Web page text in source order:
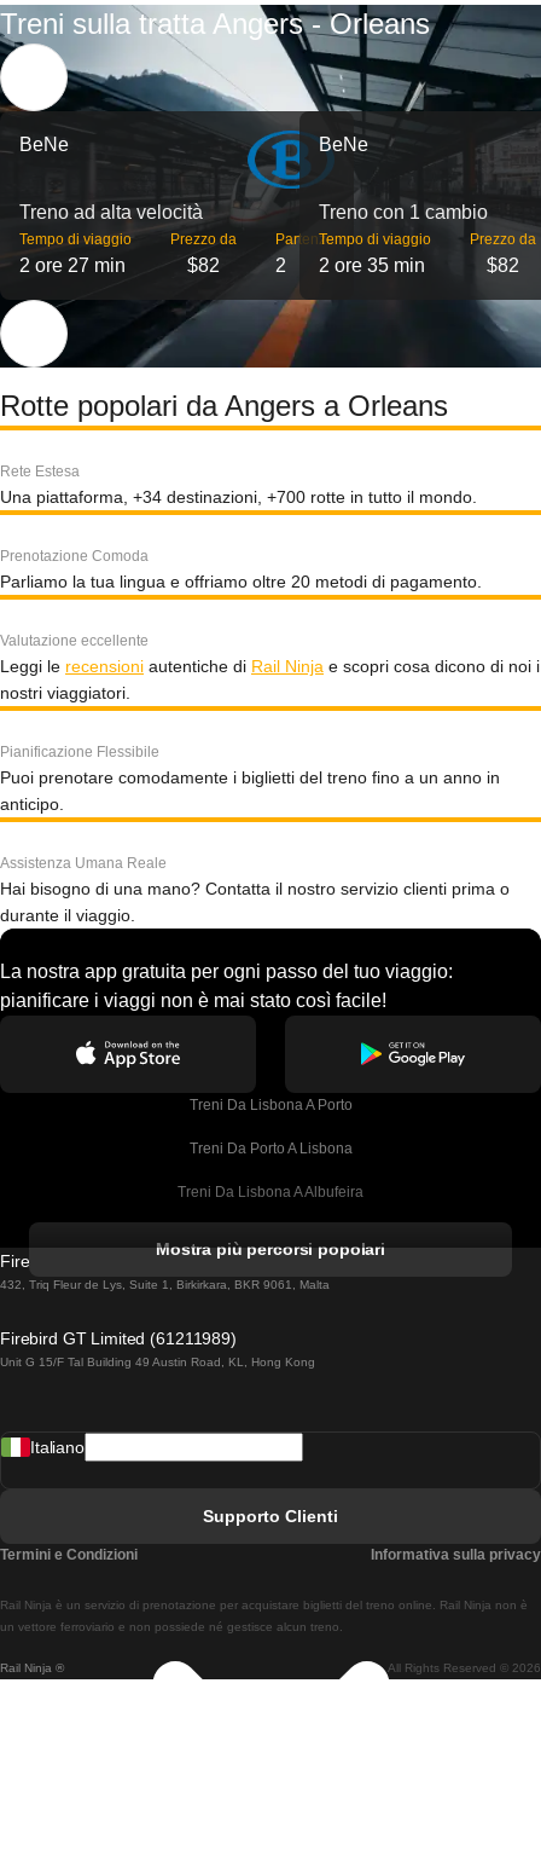
Treni sulla tratta Angers - Orleans
BeNe
Treno ad alta velocità
Tempo di viaggio
2 ore 27 min
Prezzo da
$82
Partenze
2
BeNe
Treno con 1 cambio
Tempo di viaggio
2 ore 35 min
Prezzo da
$82
Rotte popolari da Angers a Orleans
Rete Estesa
Una piattaforma, +34 destinazioni, +700 rotte in tutto il mondo.
Prenotazione Comoda
Parliamo la tua lingua e offriamo oltre 20 metodi di pagamento.
Valutazione eccellente
Leggi le recensioni autentiche di Rail Ninja e scopri cosa dicono di noi i
nostri viaggiatori.
Pianificazione Flessibile
Puoi prenotare comodamente i biglietti del treno fino a un anno in
anticipo.
Assistenza Umana Reale
Hai bisogno di una mano? Contatta il nostro servizio clienti prima o
durante il viaggio.
La nostra app gratuita per ogni passo del tuo viaggio:
pianificare i viaggi non è mai stato così facile!
Treni Da Lisbona A Porto
Treni Da Porto A Lisbona
Treni Da Lisbona A Albufeira
Treni Da Lisbona A Lagos
Treni Da Lisbona A Madrid
Treni Da Lisbon A Braga
Treni Da Braga A Lisbona
Mostra più percorsi popolari
Firebird GT Limited (OC 1451)
432, Triq Fleur de Lys, Suite 1, Birkirkara, BKR 9061, Malta
Firebird GT Limited (61211989)
Unit G 15/F Tal Building 49 Austin Road, KL, Hong Kong
Rail Ninja ® All Rights Reserved © 2026
Rail Ninja è un servizio di prenotazione per acquistare biglietti del treno online. Rail Ninja non è
un vettore ferroviario e non possiede né gestisce alcun treno.
Italiano
Supporto Clienti
Termini e Condizioni Informativa sulla privacy